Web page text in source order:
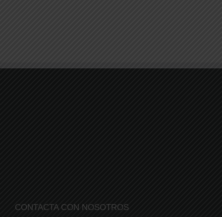
CONTACTA CON NOSOTROS